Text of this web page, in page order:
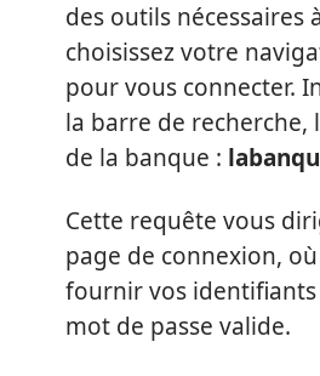
des outils nécessaires
choisissez votre
pour vous connecter.
la barre de recherche,
de la banque :
Cette requête vous
page de connexion,
fournir vos identifiants
mot de passe valide.